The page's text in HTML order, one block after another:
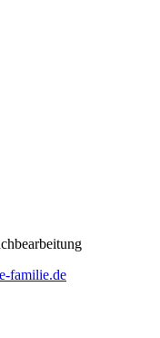
familie.de